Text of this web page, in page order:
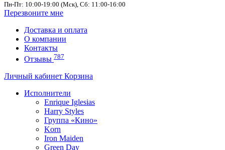
Пн-Пт: 10:00-19:00 (Мск), Сб: 11:00-16:00
Перезвоните мне
Доставка и оплата
О компании
Контакты
Отзывы 787
Личный кабинет Корзина
Исполнители
Enrique Iglesias
Harry Styles
Группа «Кино»
Korn
Iron Maiden
Green Day